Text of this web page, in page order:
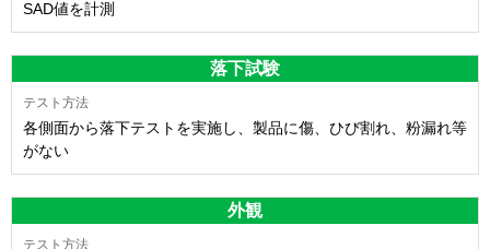
SAD値を計測
落下試験
各側面から落下テストを実施し、製品に傷、ひび割れ、粉漏れ等
がない
外観